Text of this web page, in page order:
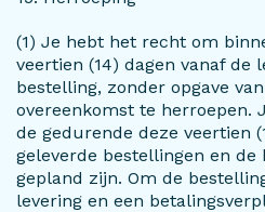
(1) Je hebt het recht om
veertien (14) dagen vanaf de
bestelling, zonder opgave
overeenkomst te herroepen.
de gedurende deze veertien
geleverde bestellingen en de
gepland zijn. Om de
levering en een